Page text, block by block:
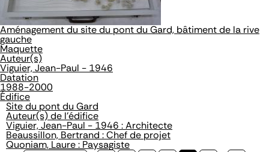
Aménagement du site du pont du Gard, bâtiment de la rive
gauche
Maquette
Auteur(s)
Viguier, Jean-Paul - 1946
Datation
1988-2000
Édifice
Site du pont du Gard
Auteur(s) de l'édifice
Viguier, Jean-Paul - 1946 : Architecte
Beaussillon, Bertrand : Chef de projet
Quoniam, Laure : Paysagiste